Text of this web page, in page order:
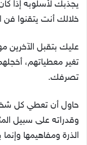
يجذبك لأسلوبه إذا
خلالك أنت يتقنوا فن
عليك بتقبل الآخرين
تغير معطياتهم،
تصرفك.
حاول أن تعطي كل
وقدراته على سبيل
الذرة ومفاهيمها